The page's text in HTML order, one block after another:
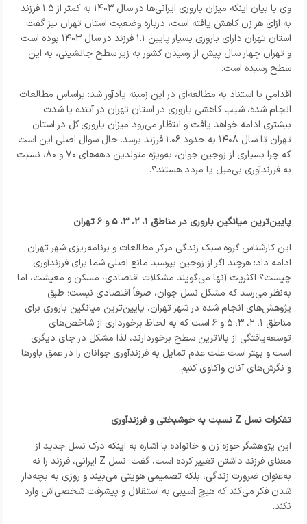
وی با بیان اینکه میزان باروری ایرانی‌ها در سال ۱۴۰۳ به کمتر از ۱.۵ فرزند
به ازای هر زن کاهش یافته است، درباره وضعیت استان تهران نیز گفت:
استان تهران دارای باروری بسیار پایین ۱.۱ فرزند در سال ۱۴۰۳ بوده است
و تهران چهار سال پیش از رسیدن کشور به زیر سطح جانشینی، به این
سطح رسیده است.
اقدامی با استناد به مطالعه‌ای در این زمینه یادآور شد: براساس مطالعات
انجام شده، شیب کاهشی باروری در استان تهران در آینده با شدت
بیشتری ادامه خواهد یافت و انتظار می‌رود میزان باروری کل در استان
تهران تا سال ۱۴۰۸ به حدود ۱.۰۶ فرزند برسد. حال سوال اصلی این است
که چرا بسیاری از زوجین جوان، به‌ویژه متولدین دهه‌های ۷۰ و ۸۰، نسبت
به فرزندآوری بی‌میل یا مردد هستند؟.
پایین‌ترین میانگین باروری در مناطق ۱، ۲، ۳، ۵ و ۶ تهران
این کارشناس گروه سبک زندگی مرکز مطالعات و برنامه‌ریزی شهر تهران
ادامه داد: هرچند اگر از زوجین بپرسید مانع اصلی شما برای فرزندآوری
چیست؟ اکثریت آنها می‌گویند مشکلات اقتصادی، مسکن و معیشت، اما
به‌نظر می‌رسد که مشکل نسل جوان، صرفاً اقتصادی نیست؛ طبق
پژوهش‌های انجام شده در شهر تهران، پایین‌ترین میانگین باروری برای
مناطق ۱، ۲، ۳، ۵ و ۶ است که به لحاظ برخورداری از شاخص‌های
توسعه‌یافتگی از بالاترین سطح برخوردارند، لذا مشکل در جای دیگری
است و بهتر است علت عدم تمایل به فرزندآوری جوانان را در عمق باورها
و نگرش‌های آنان واکاوی کنیم.
تفکرات نسل Z نسبت به خوشبختی و فرزندآوری
این پژوهشگر حوزه زن و خانواده با اشاره به اینکه درک نسل جدید از
معنای فرزند داشتن تغییر کرده است، گفت: نسل Z ایرانی، فرزند را نه
به‌عنوان ضرورت زندگی، بلکه تصمیمی هویتی می‌بیند و روزی به بچه‌دار
شدن فکر می‌کند که هیچ آسیبی به استقلال و پیشرفت شخصی‌اش وارد
نکند.